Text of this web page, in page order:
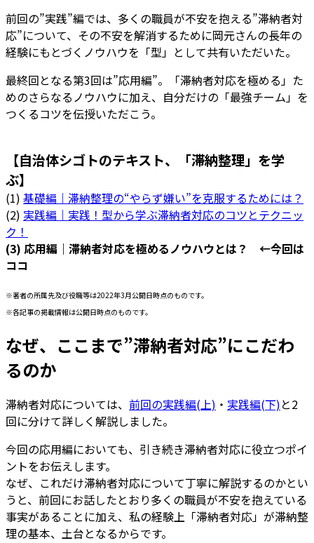
前回の”実践”編では、多くの職員が不安を抱える”滞納者対
応”について、その不安を解消するために岡元さんの長年の
経験にもとづくノウハウを「型」として共有いただいた。
最終回となる第3回は”応用編”。「滞納者対応を極める」た
めのさらなるノウハウに加え、自分だけの「最強チーム」を
つくるコツを伝授いただこう。
【自治体シゴトのテキスト、「滞納整理」を学
ぶ】
(1) 基礎編｜滞納整理の“やらず嫌い”を克服するためには？
(2) 実践編｜実践！型から学ぶ滞納者対応のコツとテクニッ
ク！
(3) 応用編｜滞納者対応を極めるノウハウとは？ ←今回は
ココ
※著者の所属先及び役職等は2022年3月公開日時点のものです。
※各記事の掲載情報は公開日時点のものです。
なぜ、ここまで”滞納者対応”にこだわ
るのか
滞納者対応については、 前回の実践編(上) ・ 実践編(下)と2
回に分けて詳しく解説しました。
今回の応用編においても、引き続き滞納者対応に役立つポイ
ントをお伝えします。
なぜ、これだけ滞納者対応について丁寧に解説するのかとい
うと、前回にお話したとおり多くの職員が不安を抱えている
事実があることに加え、私の経験上「滞納者対応」が滞納整
理の基本、土台となるからです。